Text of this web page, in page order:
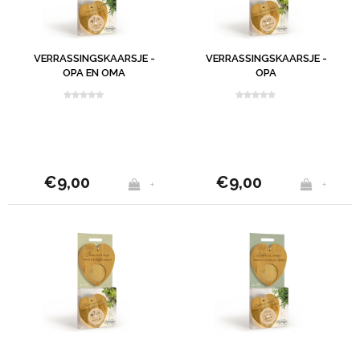
VERRASSINGSKAARSJE -
OPA EN OMA
€9,00 +
VERRASSINGSKAARSJE -
OPA
€9,00 +